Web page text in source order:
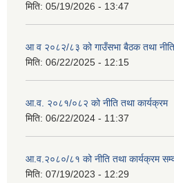
मिति: 05/19/2026 - 13:47
आ व २०८२/८३ को गाउँसभा बैठक तथा नीति
मिति: 06/22/2025 - 12:15
आ.व. २०८१/०८२ को नीति तथा कार्यक्रम
मिति: 06/22/2024 - 11:37
आ.व.२०८०/८१ को नीति तथा कार्यक्रम
मिति: 07/19/2023 - 12:29